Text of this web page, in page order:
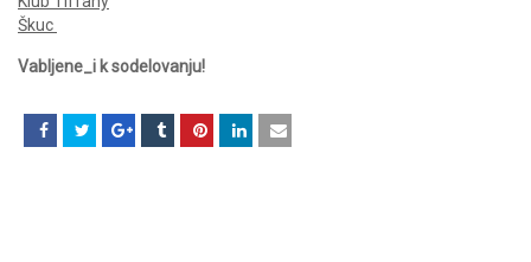
Škuc
Vabljene_i k sodelovanju!